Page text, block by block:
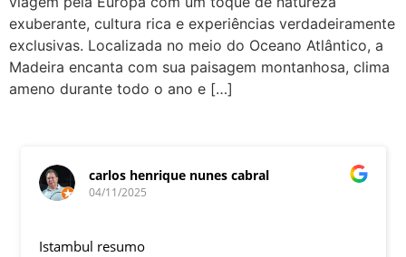
exuberante, cultura rica e experiências verdadeiramente
exclusivas. Localizada no meio do Oceano Atlântico, a
Madeira encanta com sua paisagem montanhosa, clima
ameno durante todo o ano e […]
carlos henrique nunes cabral
04/11/2025
Istambul resumo